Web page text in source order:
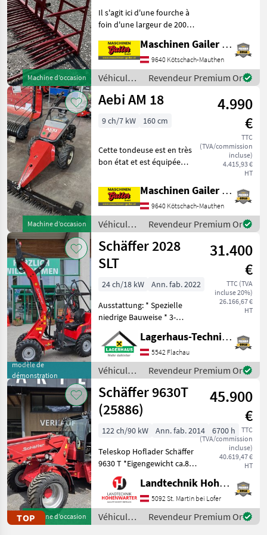
Machine d’occasion
Il s'agit ici d'une fourche à
foin d'une largeur de 200
compatible avec le modèle
Vogel & Noot Jet. Elle
comporte 5 dents longues
et 20 dents c
Maschinen Gailer GmbH
9640 Kötschach-Mauthen
Véhicules
agricoles
à moteur /
Revendeur Premium Or
Machine d’occasion
Aebi AM 18
4.990
€
TTC
(TVA/commission
incluse)
4.415,93 €
HT
9 ch/7 kW 160 cm
Cette tondeuse est en très
bon état et est équipée
160 cm avec
débroussaillement latéral,
d'un moteur MAG-KUBOTA
4 temps et de roues
pneumati
Maschinen Gailer GmbH
9640 Kötschach-Mauthen
Véhicules
agricoles
à moteur /
Aebi
Revendeur Premium Or
modèle de
démonstration
Schäffer 2028
SLT
31.400
€
TTC (TVA
incluse 20%)
26.166,67 €
HT
24 ch/18 kW
Ann. fab. 2022
Ausstattung: * Spezielle
niedrige Bauweise * 3-
Zylinder-Dieselmotor
Kubota D1105 18, 5 kW (25
PS) * Hydrostatischer
Allradantrieb mit
automotiver Steuerung *
Be
Lagerhaus-Technik Flachau
5542 Flachau
Véhicules
agricoles
à moteur /
Schäffer
Revendeur Premium Or
TOPMachine d’occasion
Schäffer 9630T
(25886)
45.900
€
TTC
(TVA/commission
incluse)
40.619,47 €
HT
122 ch/90 kW Ann. fab. 2014
6700 h
Teleskop Hoflader Schäffer
9630 T *Eigengewicht ca.8 t
*Bereifung 400/55-22, 5
*Kipplast 4200 kg
*Radstand 2.52 m
*Fahrgeschwindigkeit 20
km/h *Wenderadius innen
Landtechnik Hohenwarter GmbH
5092 St. Martin bei Lofer
Véhicules
agricoles
Revendeur Premium Or